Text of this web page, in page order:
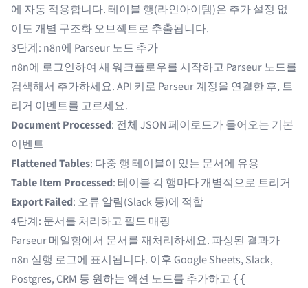
에 자동 적용합니다. 테이블 행(라인아이템)은 추가 설정 없
이도 개별 구조화 오브젝트로 추출됩니다.
3단계: n8n에 Parseur 노드 추가
n8n에 로그인하여 새 워크플로우를 시작하고 Parseur 노드를
검색해서 추가하세요. API 키로 Parseur 계정을 연결한 후, 트
리거 이벤트를 고르세요.
Document Processed: 전체 JSON 페이로드가 들어오는 기본
이벤트
Flattened Tables: 다중 행 테이블이 있는 문서에 유용
Table Item Processed: 테이블 각 행마다 개별적으로 트리거
Export Failed: 오류 알림(Slack 등)에 적합
4단계: 문서를 처리하고 필드 매핑
Parseur 메일함에서 문서를 재처리하세요. 파싱된 결과가
n8n 실행 로그에 표시됩니다. 이후 Google Sheets, Slack,
Postgres, CRM 등 원하는 액션 노드를 추가하고 {{